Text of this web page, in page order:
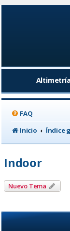
FAQ
Inicio
Índice
Indoor
Nuevo Tema